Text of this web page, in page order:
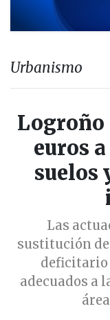
Urbanismo
Logroño
euros
suelos
Las
sustitución de
deficitario
adecuados a